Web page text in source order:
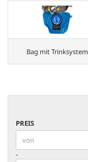
Bag mit Trinksystem
PREIS
PREIS
Preis bis
-